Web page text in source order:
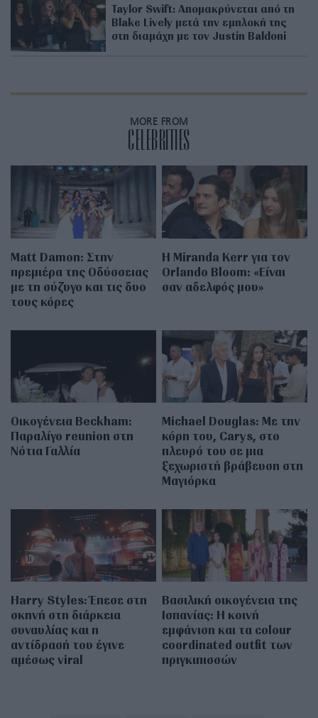
Taylor Swift: Απομακρύνεται από τη
Blake Lively μετά την εμπλοκή της
στη διαμάχη με τον Justin Baldoni
MORE FROM
CELEBRITIES
Matt Damon: Στην
πρεμιέρα της Οδύσσειας
με τη σύζυγο και τις δυο
τους κόρες
Η Miranda Kerr για τον
Orlando Bloom: «Είναι
σαν αδελφός μου»
Οικογένεια Beckham:
Παραλίγο reunion στη
Νότια Γαλλία
Michael Douglas: Με την
κόρη του, Carys, στο
πλευρό του σε μια
ξεχωριστή βράβευση στη
Μαγιόρκα
Harry Styles: Έπεσε στη
σκηνή στη διάρκεια
συναυλίας και η
αντίδρασή του έγινε
αμέσως viral
Βασιλική οικογένεια της
Ισπανίας: Η κοινή
εμφάνιση και τα colour
coordinated outfit των
πριγκιπισσών